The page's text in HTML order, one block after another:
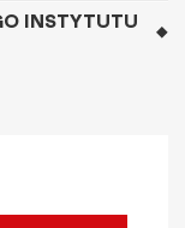
INSTYTUTU